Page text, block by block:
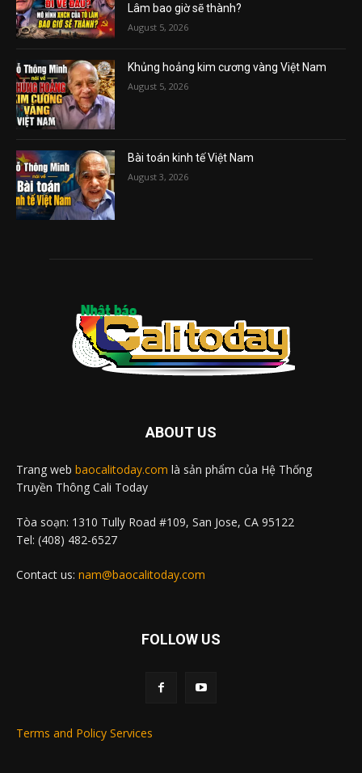
Lâm bao giờ sẽ thành?
August 5, 2026
Khủng hoảng kim cương vàng Việt Nam
August 5, 2026
Bài toán kinh tế Việt Nam
August 3, 2026
ABOUT US
Trang web baocalitoday.com là sản phẩm của Hệ Thống
Truyền Thông Cali Today
Tòa soạn: 1310 Tully Road #109, San Jose, CA 95122
Tel: (408) 482-6527
Contact us: nam@baocalitoday.com
FOLLOW US
Terms and Policy Services